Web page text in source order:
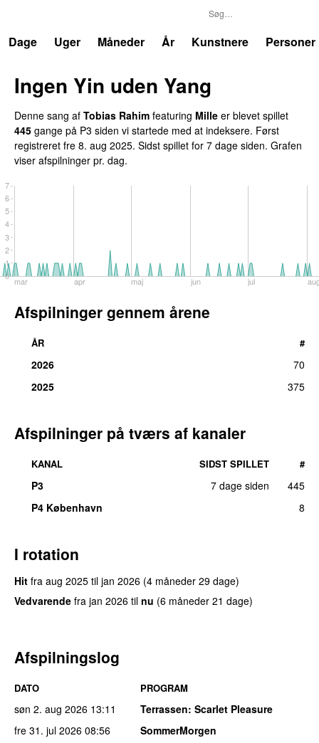
Dage
Uger Måneder År Kunstnere Personer
Ingen Yin uden Yang
Denne sang af Tobias Rahim featuring Mille er blevet spillet
445 gange på P3 siden vi startede med at indeksere. Først
registreret fre 8. aug 2025. Sidst spillet for 7 dage siden. Grafen
viser afspilninger pr. dag.
mar apr maj jun jul
0
1
2
3
4
5
6
7
Afspilninger gennem årene
ÅR #
2026
70
2025
375
Afspilninger på tværs af kanaler
KANAL SIDST SPILLET #
P3 7 dage siden
445
P4 København
8
I rotation
Hit fra aug 2025 til jan 2026 (4 måneder 29 dage)
Vedvarende fra jan 2026 til nu (6 måneder 21 dage)
Afspilningslog
DATO PROGRAM
søn 2. aug 2026 13:11 Terrassen: Scarlet Pleasure
fre 31. jul 2026 08:56
SommerMorgen